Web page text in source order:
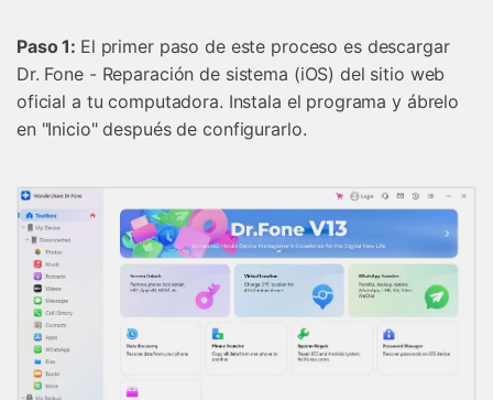
Paso 1: El primer paso de este proceso es descargar
Dr. Fone - Reparación de sistema (iOS) del sitio web
oficial a tu computadora. Instala el programa y ábrelo
en "Inicio" después de configurarlo.